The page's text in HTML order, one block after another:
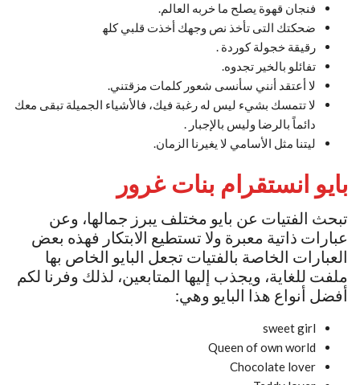
فنجان قهوة يصلح ما خربه العالم.
ضحكتك التى تأخذ نص وجهك أخذت قلبي كله‍
رقيقة خجولة كوردة .
تفائلو بالخير تجدوه.
لا أعتقد أنني سأنسى شعور كلمات مزقتني.
لا تتمسك بشيء ليس له رغبة فيك، فالأشياء الجميلة تبقى معك
دائماً بالرضا وليس بالإجبار .
ليتنا مثل الأسامي لا يغيرنا الزمان.
بايو انستقرام بنات غرور
تبحث الفتيات عن بايو مختلف يبرز جمالها، وعن
عبارات ذاتية معبرة ولا تستطيع الابتكار فهذه بعض
العبارات الخاصة بالفتيات تجعل البايو الخاص بها
ملفت للغاية، ويجذب إليها المتابعين، لذلك وفرنا لكم
أفضل أنواع هذا البايو وهي:
sweet girl
Queen of own world
Chocolate lover